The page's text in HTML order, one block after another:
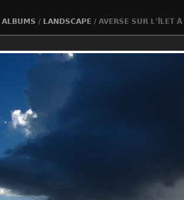
ALBUMS / LANDSCAPE/ AVERSE SUR L'ÎLET À